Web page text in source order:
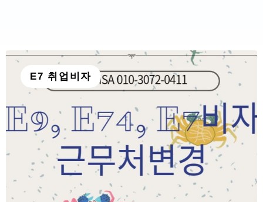
E7 취업비자